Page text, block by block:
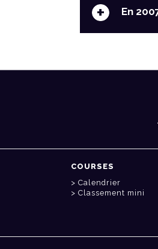
+ En
COURSES
Calendrier
Classement mini